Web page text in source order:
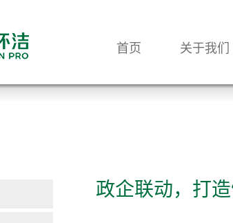
首页 关于我们
政企联动，打